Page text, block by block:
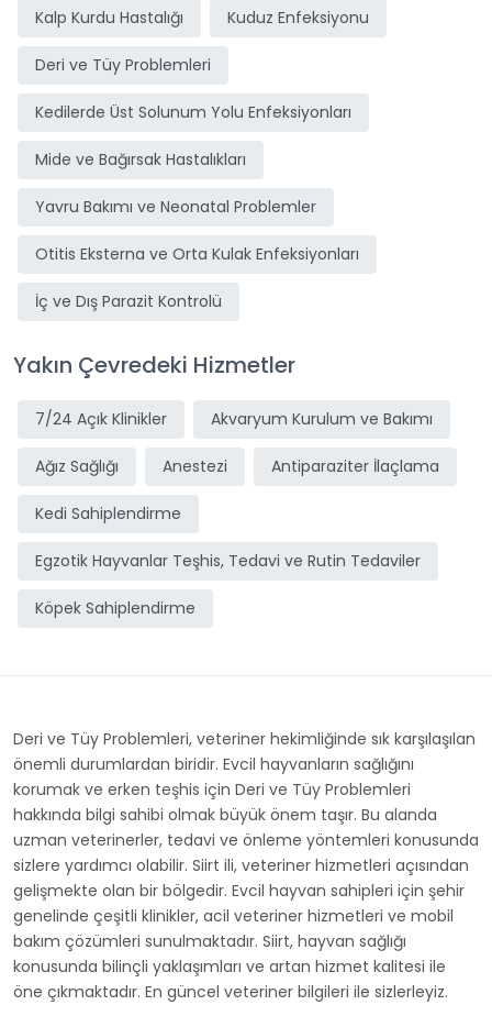
Kalp Kurdu Hastalığı Kuduz Enfeksiyonu
Deri ve Tüy Problemleri
Kedilerde Üst Solunum Yolu Enfeksiyonları
Mide ve Bağırsak Hastalıkları
Yavru Bakımı ve Neonatal Problemler
Otitis Eksterna ve Orta Kulak Enfeksiyonları
İç ve Dış Parazit Kontrolü
Yakın Çevredeki Hizmetler
7/24 Açık Klinikler Akvaryum Kurulum ve Bakımı
Ağız Sağlığı Anestezi Antiparaziter İlaçlama
Kedi Sahiplendirme
Egzotik Hayvanlar Teşhis, Tedavi ve Rutin Tedaviler
Köpek Sahiplendirme
Deri ve Tüy Problemleri, veteriner hekimliğinde sık karşılaşılan
önemli durumlardan biridir. Evcil hayvanların sağlığını
korumak ve erken teşhis için Deri ve Tüy Problemleri
hakkında bilgi sahibi olmak büyük önem taşır. Bu alanda
uzman veterinerler, tedavi ve önleme yöntemleri konusunda
sizlere yardımcı olabilir. Siirt ili, veteriner hizmetleri açısından
gelişmekte olan bir bölgedir. Evcil hayvan sahipleri için şehir
genelinde çeşitli klinikler, acil veteriner hizmetleri ve mobil
bakım çözümleri sunulmaktadır. Siirt, hayvan sağlığı
konusunda bilinçli yaklaşımları ve artan hizmet kalitesi ile
öne çıkmaktadır. En güncel veteriner bilgileri ile sizlerleyiz.